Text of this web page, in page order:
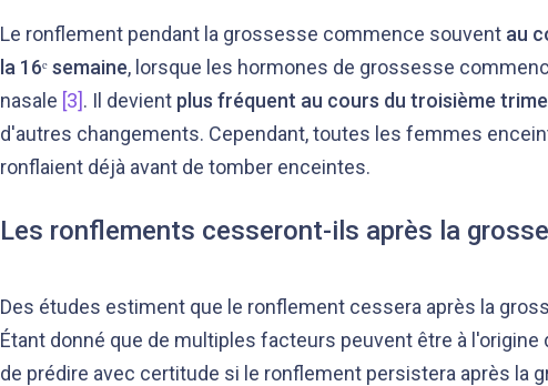
Le ronflement pendant la grossesse commence souvent au
la 16ᵉ semaine, lorsque les hormones de grossesse
nasale [3]. Il devient plus fréquent au cours du troisième
d'autres changements. Cependant, toutes les femmes
ronflaient déjà avant de tomber enceintes.
Les ronflements cesseront-ils après la
Des études estiment que le ronflement cessera après la
Étant donné que de multiples facteurs peuvent être à
de prédire avec certitude si le ronflement persistera après la